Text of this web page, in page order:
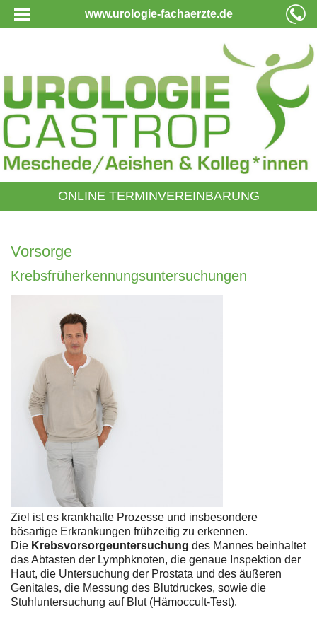
www.urologie-fachaerzte.de
ONLINE TERMINVEREINBARUNG
Vorsorge
Krebsfrüherkennungsuntersuchungen
Ziel ist es krankhafte Prozesse und insbesondere
bösartige Erkrankungen frühzeitig zu erkennen.
Die Krebsvorsorgeuntersuchung des Mannes beinhaltet
das Abtasten der Lymphknoten, die genaue Inspektion der
Haut, die Untersuchung der Prostata und des äußeren
Genitales, die Messung des Blutdruckes, sowie die
Stuhluntersuchung auf Blut (Hämoccult-Test).